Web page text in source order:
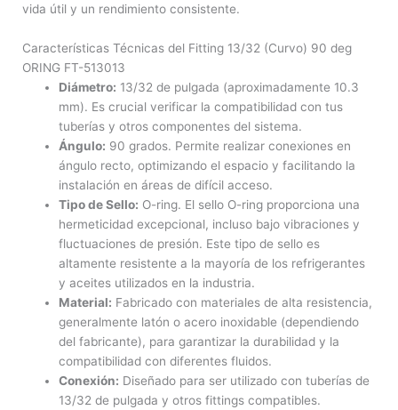
vida útil y un rendimiento consistente.
Características Técnicas del Fitting 13/32 (Curvo) 90 deg
ORING FT-513013
Diámetro: 13/32 de pulgada (aproximadamente 10.3
mm). Es crucial verificar la compatibilidad con tus
tuberías y otros componentes del sistema.
Ángulo: 90 grados. Permite realizar conexiones en
ángulo recto, optimizando el espacio y facilitando la
instalación en áreas de difícil acceso.
Tipo de Sello: O-ring. El sello O-ring proporciona una
hermeticidad excepcional, incluso bajo vibraciones y
fluctuaciones de presión. Este tipo de sello es
altamente resistente a la mayoría de los refrigerantes
y aceites utilizados en la industria.
Material: Fabricado con materiales de alta resistencia,
generalmente latón o acero inoxidable (dependiendo
del fabricante), para garantizar la durabilidad y la
compatibilidad con diferentes fluidos.
Conexión: Diseñado para ser utilizado con tuberías de
13/32 de pulgada y otros fittings compatibles.